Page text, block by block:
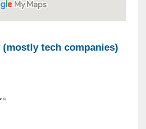
tech companies)